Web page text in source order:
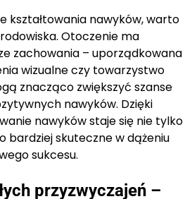
kształtowania nawyków, warto
Otoczenie ma
zachowania – uporządkowana
wizualne czy towarzystwo
znacząco zwiększyć szanse
nawyków. Dzięki
nawyków staje się nie tylko
bardziej skuteczne w dążeniu
sukcesu.
przyzwyczajeń –